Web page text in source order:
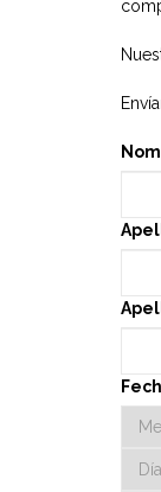
Mes
Día